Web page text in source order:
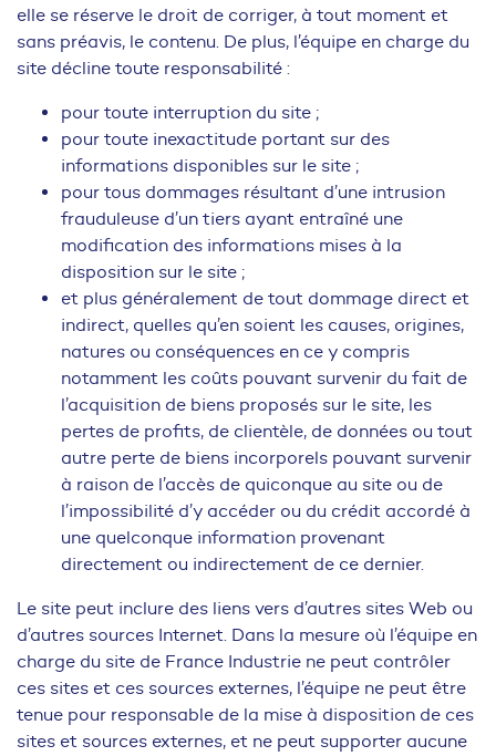
elle se réserve le droit de corriger, à tout moment et
sans préavis, le contenu. De plus, l’équipe en charge du
site décline toute responsabilité :
pour toute interruption du site ;
pour toute inexactitude portant sur des
informations disponibles sur le site ;
pour tous dommages résultant d’une intrusion
frauduleuse d’un tiers ayant entraîné une
modification des informations mises à la
disposition sur le site ;
et plus généralement de tout dommage direct et
indirect, quelles qu’en soient les causes, origines,
natures ou conséquences en ce y compris
notamment les coûts pouvant survenir du fait de
l’acquisition de biens proposés sur le site, les
pertes de profits, de clientèle, de données ou tout
autre perte de biens incorporels pouvant survenir
à raison de l’accès de quiconque au site ou de
l’impossibilité d’y accéder ou du crédit accordé à
une quelconque information provenant
directement ou indirectement de ce dernier.
Le site peut inclure des liens vers d’autres sites Web ou
d’autres sources Internet. Dans la mesure où l’équipe en
charge du site de France Industrie ne peut contrôler
ces sites et ces sources externes, l’équipe ne peut être
tenue pour responsable de la mise à disposition de ces
sites et sources externes, et ne peut supporter aucune